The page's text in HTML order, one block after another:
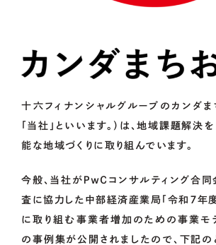
感謝状贈呈式
OCOS
FORMUNICIPALITIES
FORENTERPRISES
十六フィナンシャルグループのカンダま
「当社」といいます。）は、地域課題解決
能な地域づくりに取り組んでいます。
今般、当社がＰｗＣコンサルティング合同
査に協力した中部経済産業局「令和７年
に取り組む事業者増加のための事業モ
の事例集が公開されましたので、下記の